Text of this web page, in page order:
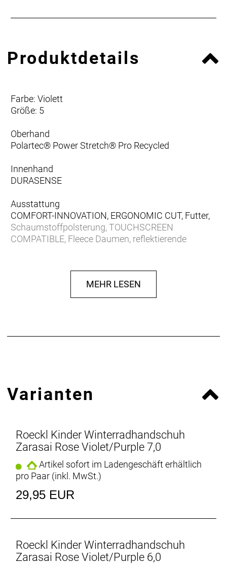
Produktdetails
Farbe: Violett
Größe: 5
Oberhand
Polartec® Power Stretch® Pro Recycled
Innenhand
DURASENSE
Ausstattung
COMFORT-INNOVATION, ERGONOMIC CUT, Futter,
Schaumstoffpolsterung, TOUCHSCREEN
COMPATIBLE, Fleece Daumen, reflektierende
E-Mail: info@roeckl.de
MEHR LESEN
Varianten
Roeckl Kinder Winterradhandschuh
Zarasai Rose Violet/Purple 7,0
Artikel sofort im Ladengeschäft erhältlich
pro Paar (inkl. MwSt.)
29,95 EUR
Roeckl Kinder Winterradhandschuh
Zarasai Rose Violet/Purple 6,0